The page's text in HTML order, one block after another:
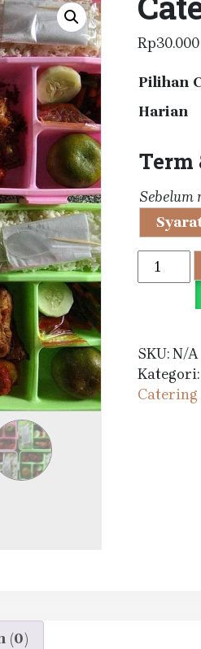
Rp30.000
Pilihan
Harian
Term
Sebelum
Kuantitas
Catering
SKU:N/A
Kategori:
(0)